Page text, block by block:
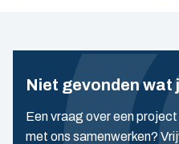
Niet gevonden wat
Een vraag over een
met ons samenwerken?